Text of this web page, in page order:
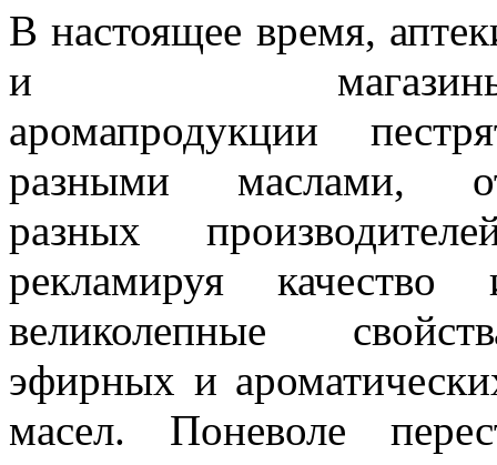
В настоящее время,
и
аромапродукции
разными маслами,
разных
рекламируя качество
великолепные
эфирных и
масел. Поневоле